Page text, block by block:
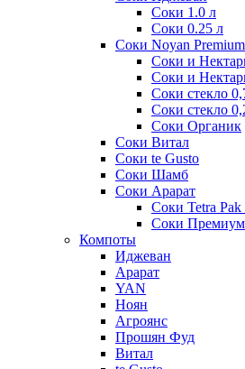
Соки 1.0 л
Соки 0.25 л
Соки Noyan Premium
Соки и
Соки и
Соки стекло
Соки стекло
Соки Органик
Соки Витал
Соки te Gusto
Соки Шамб
Соки Арарат
Соки Tetra Pak
Соки Премиум
Компоты
Иджеван
Арарат
YAN
Ноян
Агроянс
Прошян Фуд
Витал